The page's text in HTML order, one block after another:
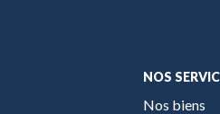
NOS
Nos biens